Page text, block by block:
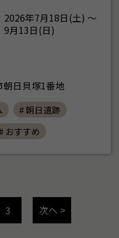
2026年7月18日(土) ～
9月13日(日)
日貝塚1番地
# 朝日遺跡
おすすめ
3 次へ >